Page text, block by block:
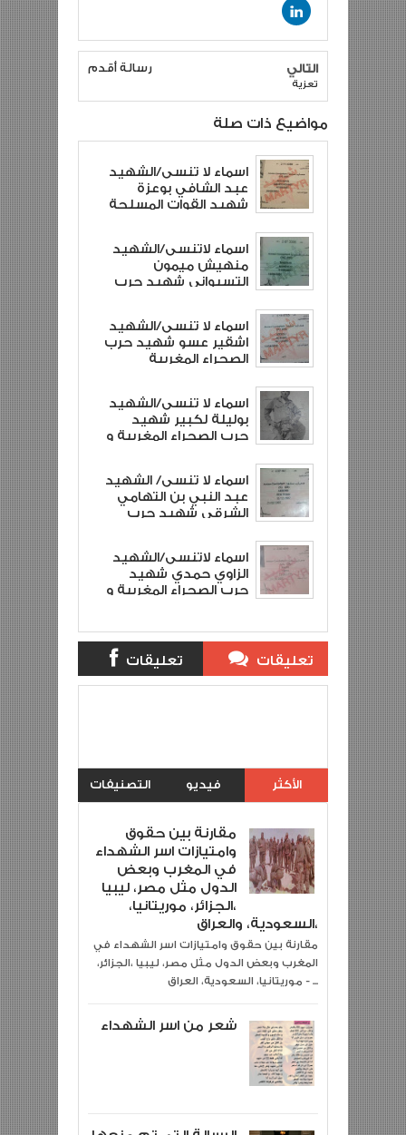
التالي
تعزية
رسالة أقدم
مواضيع ذات صلة
اسماء لا تنسى/الشهيد
عبد الشافي بوعزة
شهيد القوات المسلحة
اسماء لاتنسى/الشهيد
منهيش ميمون
التسيواني شهيد حرب
الملكية
اسماء لا تنسى/الشهيد
اشقير عسو شهيد حرب
الصحراء المغربية
اسماء لا تنسى/الشهيد
بوليلة لكبير شهيد
حرب الصحراء المغربية و
اسماء لا تنسى/ الشهيد
عبد النبي بن التهامي
الشرقي شهيد حرب
الملكية
اسماء لاتنسى/الشهيد
الزاوي حمدي شهيد
حرب الصحراء المغربية و
تعليقات
تعليقات
الأكثر
فيديو التصنيفات
مقارنة بين حقوق
وامتيازات اسر الشهداء
في المغرب وبعض
الدول مثل مصر، ليبيا
،الجزائر، موريتانيا،
السعودية، والعراق،
مقارنة بين حقوق وامتيازات اسر الشهداء في
المغرب وبعض الدول مثل مصر، ليبيا ،الجزائر،
موريتانيا، السعودية، العراق - ...
شعر من اسر الشهداء